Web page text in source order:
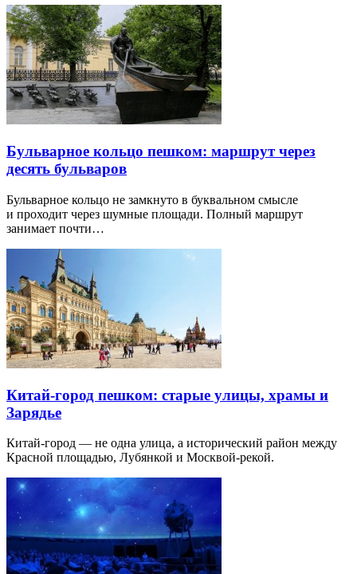
Бульварное кольцо пешком: маршрут через
десять бульваров
Бульварное кольцо не замкнуто в буквальном смысле
и проходит через шумные площади. Полный маршрут
занимает почти…
Китай-город пешком: старые улицы, храмы и
Зарядье
Китай-город — не одна улица, а исторический район между
Красной площадью, Лубянкой и Москвой-рекой.